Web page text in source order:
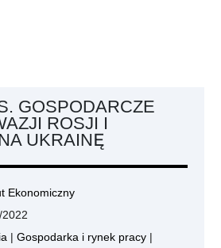
GOSPODARCZE
ROSJI I
UKRAINĘ
Ekonomiczny
| Gospodarka i rynek pracy |